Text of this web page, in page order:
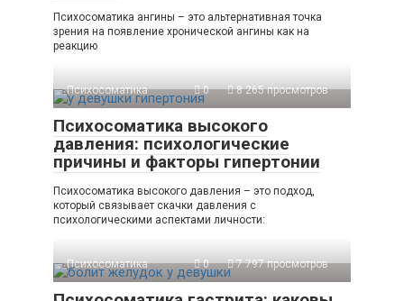
Психосоматика ангины – это альтернативная точка
зрения на появление хронической ангины как на
реакцию
Психосоматика 0 8 265 просмотров
Психосоматика высокого
давления: психологические
причины и факторы гипертонии
Психосоматика высокого давления – это подход,
который связывает скачки давления с
психологическими аспектами личности:
Психосоматика 0 7 797 просмотров